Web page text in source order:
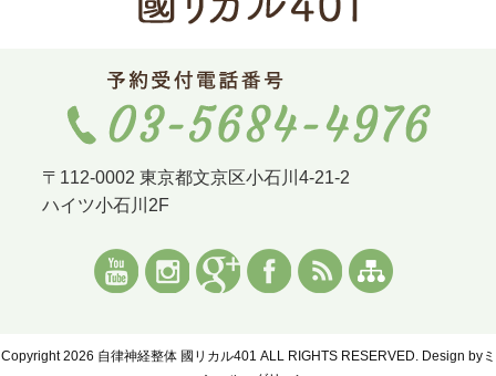
〒112-0002 東京都文京区小石川4-21-2
ハイツ小石川2F
Copyright 2026 自律神経整体 國リカル401 ALL RIGHTS RESERVED. Design byミ